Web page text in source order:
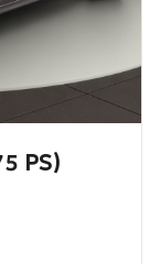
PS)